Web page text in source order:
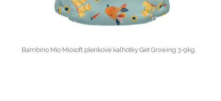
Bambino Mio Miosoft plenkové kalhotky Get Growing 3-9kg